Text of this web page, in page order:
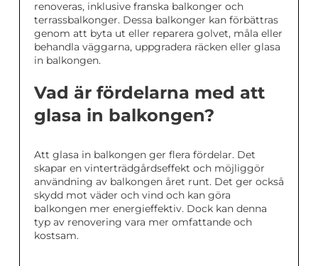
renoveras, inklusive franska balkonger och
terrassbalkonger. Dessa balkonger kan förbättras
genom att byta ut eller reparera golvet, måla eller
behandla väggarna, uppgradera räcken eller glasa
in balkongen.
Vad är fördelarna med att
glasa in balkongen?
Att glasa in balkongen ger flera fördelar. Det
skapar en vinterträdgårdseffekt och möjliggör
användning av balkongen året runt. Det ger också
skydd mot väder och vind och kan göra
balkongen mer energieffektiv. Dock kan denna
typ av renovering vara mer omfattande och
kostsam.